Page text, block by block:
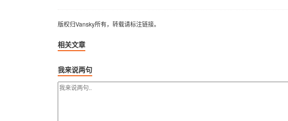
版权归Vansky所有，转载请标注链接。
相关文章
我来说两句